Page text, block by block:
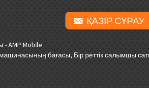
ҚАЗІР СҰРАУ
-AMP Mobile
бағасы, Бір реттік салымшы